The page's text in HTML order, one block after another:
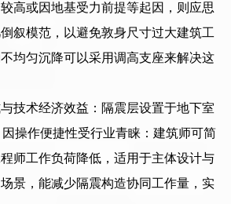
高或因地基受力前提等起因，则应思
叙模范，以避免敦身尺寸过大建筑工
均匀沉降可以采用调高支座来解决这
技术经济效益：隔震层设置于地下室
因操作便捷性受行业青睐：建筑师可简
师工作负荷降低，适用于主体设计与
景，能减少隔震构造协同工作量，实